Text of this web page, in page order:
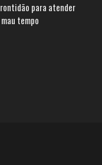
para atender
tempo